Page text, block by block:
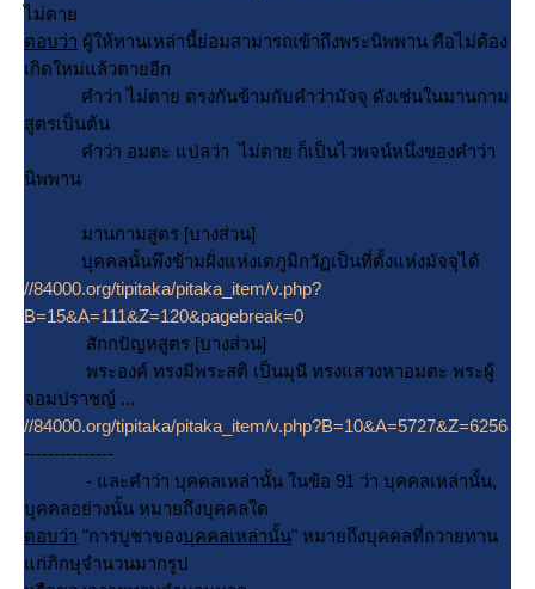
ไม่ตา
ตอบว่า ผู้ให้ทานเหล่านี้ย่อมสามารถเข้าถึงพระนิพพาน คือไม่ต้อง
เกิดใหม่แล้วตายอีก
คำว่า ไม่ตาย ตรงกันข้ามกับคำว่ามัจจุ ดังเช่นในมานกาม
สูตรเป็นต้น
คำว่า อมตะ แปลว่า ไม่ตาย ก็เป็นไวพจน์หนึ่งของคำว่า
นิพพาน
มานกามสูตร [บางส่วน]
บุคคลนั้นพึงข้ามฝั่งแห่งเตภูมิกวัฏเป็นที่ตั้งแห่งมัจจุได้
//84000.org/tipitaka/pitaka_item/v.php?
B=15&A=111&Z=120&pagebreak=0
สักกปัญหสูตร [บางส่วน]
พระองค์ ทรงมีพระสติ เป็นมุนี ทรงแสวงหาอมตะ พระผู้
จอมปราชญ์ ...
//84000.org/tipitaka/pitaka_item/v.php?B=10&A=5727&Z=6256
---------------
- และคำว่า บุคคลเหล่านั้น ในข้อ 91 ว่า บุคคลเหล่านั้น,
บุคคลอย่างนั้น หมายถึงบุคคลใด
ตอบว่า "การบูชาของบุคคลเหล่านั้น" หมายถึงบุคคลที่ถวายทาน
ก่ภิกษุจำนวนมากรูป